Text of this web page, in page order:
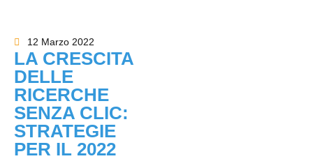
12 Marzo 2022
LA CRESCITA
DELLE
RICERCHE
SENZA CLIC:
STRATEGIE
PER IL 2022